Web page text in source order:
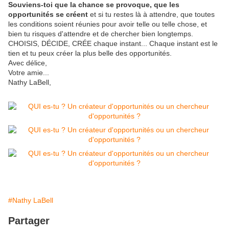
Souviens-toi que la chance se provoque, que les
opportunités se créent et si tu restes là à attendre, que toutes
les conditions soient réunies pour avoir telle ou telle chose, et
bien tu risques d'attendre et de chercher bien longtemps.
CHOISIS, DÉCIDE, CRÉE chaque instant... Chaque instant est le
tien et tu peux créer la plus belle des opportunités.
Avec délice,
Votre amie...
Nathy LaBell,
#Nathy LaBell
Partager